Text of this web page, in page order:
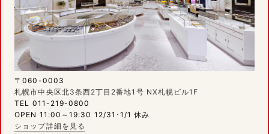
〒060-0003
札幌市中央区北3条西2丁目2番地1号 NX札幌ビル1F
TEL 011-219-0800
OPEN 11:00～19:30 12/31･1/1 休み
ショップ詳細を見る